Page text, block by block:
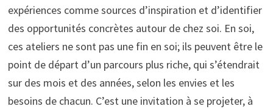
expériences comme sources d’inspiration et d’identifier
des opportunités concrètes autour de chez soi. En soi,
ces ateliers ne sont pas une fin en soi; ils peuvent être le
point de départ d’un parcours plus riche, qui s’étendrait
sur des mois et des années, selon les envies et les
besoins de chacun. C’est une invitation à se projeter, à